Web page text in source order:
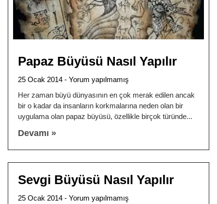
Papaz Büyüsü Nasıl Yapılır
25 Ocak 2014
Yorum yapılmamış
Her zaman büyü dünyasının en çok merak edilen ancak
bir o kadar da insanların korkmalarına neden olan bir
uygulama olan papaz büyüsü, özellikle birçok türünde
Devamı »
Sevgi Büyüsü Nasıl Yapılır
25 Ocak 2014
Yorum yapılmamış